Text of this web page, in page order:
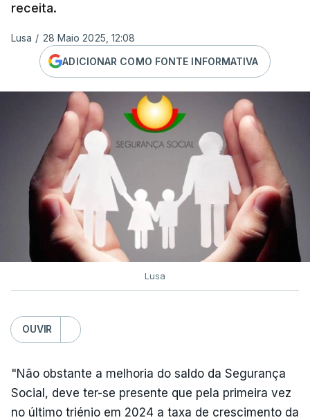
receita.
Lusa / 28 Maio 2025, 12:08
ADICIONAR COMO FONTE INFORMATIVA
Lusa
OUVIR
"Não obstante a melhoria do saldo da Segurança
Social, deve ter-se presente que pela primeira vez
no último triénio em 2024 a taxa de crescimento da